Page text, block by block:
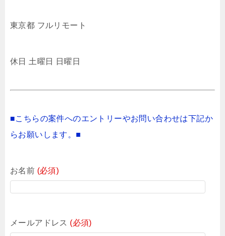
東京都 フルリモート
休日 土曜日 日曜日
■こちらの案件へのエントリーやお問い合わせは下記か
らお願いします。■
お名前 (必須)
メールアドレス (必須)